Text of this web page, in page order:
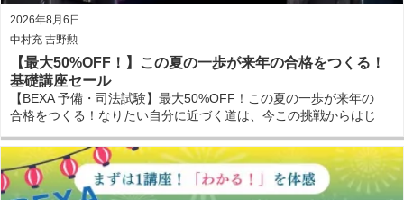
2026年8月6日
中村充 吉野勲
【最大50%OFF！】この夏の一歩が来年の合格をつくる！
基礎講座セール
【BEXA 予備・司法試験】最大50%OFF！この夏の一歩が来年の
合格をつくる！なりたい自分に近づく道は、今この挑戦からはじ